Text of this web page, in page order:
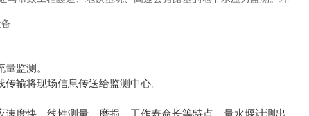
监测。
输将现场信息传送给监测中心。
度快、线性测量、磨损、工作寿命长等特点。量水堰计测出